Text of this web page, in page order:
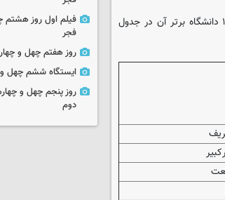
۷۳ دانشگاه ایران در رتبه‌بندی ۲۰۲۴ تایمز توانسته‌اند حضور داشته باشند که ۱۰ دانشگاه برتر آن در جدول
فیلم اول روز هشتم
فجر
روز هفتم چهل و
ایستگاه ششم چهل و
روز پنجم چهل و
دوم